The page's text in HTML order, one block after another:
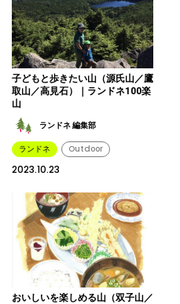
子どもと歩きたい山（源氏山／鷹
取山／高見石）｜ランドネ100楽
山
ランドネ 編集部
ランドネ Outdoor
2023.10.23
おいしいを楽しめる山（双子山／